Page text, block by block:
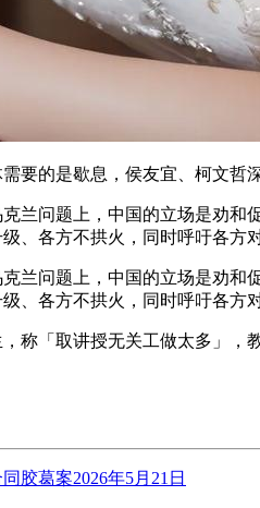
的是歇息，侯友宜、柯文哲
问题上，中国的立场是劝和
、各方不拱火，同时呼吁各方
问题上，中国的立场是劝和
、各方不拱火，同时呼吁各方
「取讲授无关工做太多」，
胶葛案2026年5月21日